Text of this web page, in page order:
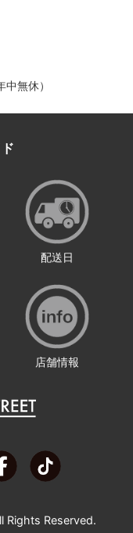
無休）
配送日
店舗情報
Rights Reserved.